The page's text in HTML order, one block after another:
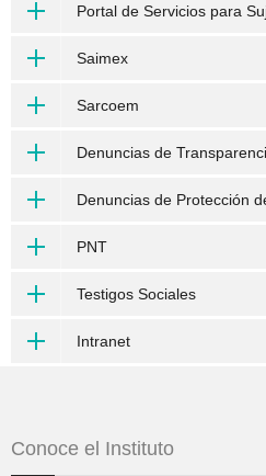
Portal de Servicios para
Saimex
Sarcoem
Denuncias de
Denuncias de Protección
PNT
Testigos Sociales
Intranet
Conoce el Instituto